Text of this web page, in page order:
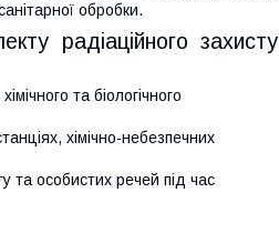
обробки.
радіаційного захисту
та біологічного
хімічно-небезпечних
та особистих речей під час